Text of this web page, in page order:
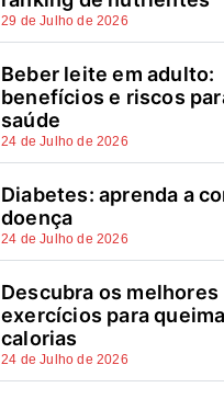
29 de Julho de 2026
Beber leite em adulto:
benefícios e riscos
saúde
24 de Julho de 2026
Diabetes: aprenda a
doença
24 de Julho de 2026
Descubra os melhores
exercícios para
calorias
24 de Julho de 2026